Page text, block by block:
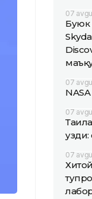
07
Буюк
07
07
узди:
07